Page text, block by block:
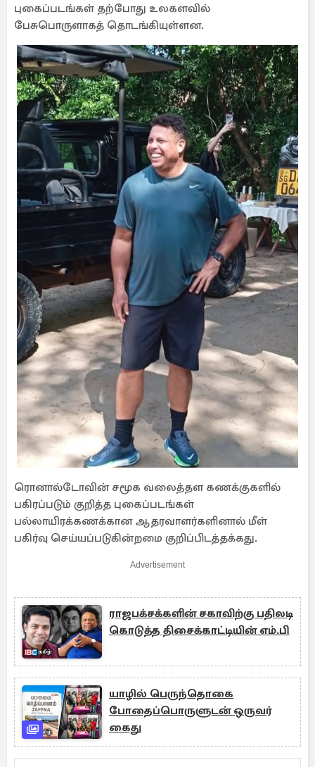
புகைப்படங்கள் தற்போது உலகளவில்
பேசுபொருளாகத் தொடங்கியுள்ளன.
ரொனால்டோவின் சமூக வலைத்தள கணக்குகளில்
பகிரப்படும் குறித்த புகைப்படங்கள்
பல்லாயிரக்கணக்கான ஆதரவாளர்களினால் மீள்
பகிர்வு செய்யப்படுகின்றமை குறிப்பிடத்தக்கது.
Advertisement
ராஜபக்சக்களின் சகாவிற்கு பதிலடி
கொடுத்த திசைக்காட்டியின் எம்.பி
யாழில் பெருந்தொகை
போதைப்பொருளுடன் ஒருவர்
கைது